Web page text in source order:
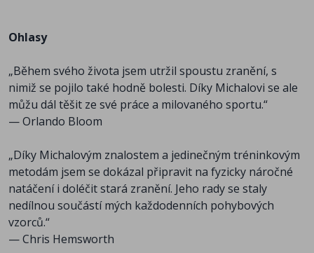
má tolik zkušeností a vědomostí o lidském těle, jako je
pan Novotný. Je opravdu poznat, když má člověk
zkušenosti z praxe, neustále se vzdělává a dokáže si
spojit více věcí, které na sebe navazují. K Michalovi
— Ladislav Krejčí, fotbalista českého národního týmu
„Po těžkém výronu kotníku a přetrženém vazu z
Mistrovství Evropy mi během tří návštěv dokázal
obnovit rozsah pohybu a urychlit proces hojení, a to
především díky svým odborným technikám,
Ohlasy
„Během svého života jsem utržil spoustu zranění, s
nimiž se pojilo také hodně bolesti. Díky Michalovi se ale
můžu dál těšit ze své práce a milovaného sportu.“
— Orlando Bloom
„Díky Michalovým znalostem a jedinečným tréninkovým
metodám jsem se dokázal připravit na fyzicky náročné
natáčení i doléčit stará zranění. Jeho rady se staly
nedílnou součástí mých každodenních pohybových
vzorců.“
— Chris Hemsworth